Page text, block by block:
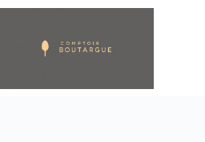
Passer